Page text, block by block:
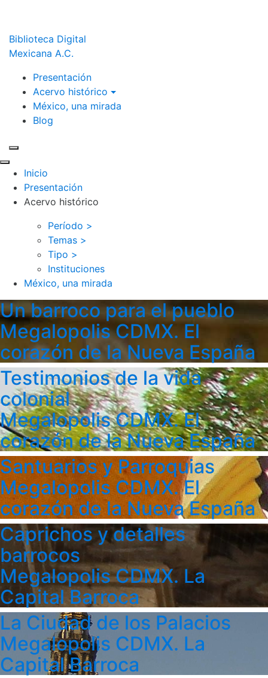
Biblioteca Digital
Mexicana A.C.
Presentación
Acervo histórico
México, una mirada
Blog
Inicio
Presentación
Acervo histórico
Período >
Temas >
Tipo >
Instituciones
México, una mirada
Un barroco para el pueblo
Megalopolis CDMX. El
corazón de la Nueva España
Testimonios de la vida
colonial
Megalopolis CDMX. El
corazón de la Nueva España
Santuarios y Parroquias
Megalopolis CDMX. El
corazón de la Nueva España
Caprichos y detalles
barrocos
Megalopolis CDMX. La
Capital Barroca
La Ciudad de los Palacios
Megalopolis CDMX. La
Capital Barroca